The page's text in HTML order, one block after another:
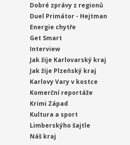
Dobré zprávy z regionů
Duel Primátor - Hejtman
Energie chytře
Get Smart
Interview
Jak žije Karlovarský kraj
Jak žije Plzeňský kraj
Karlovy Vary v kostce
Komerční reportáže
Krimi Západ
Kultura a sport
Limberskýho šajtle
Náš kraj